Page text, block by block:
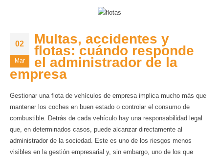
02
Mar
Multas, accidentes y
flotas: cuándo responde
el administrador de la
empresa
Gestionar una flota de vehículos de empresa implica mucho más que
mantener los coches en buen estado o controlar el consumo de
combustible. Detrás de cada vehículo hay una responsabilidad legal
que, en determinados casos, puede alcanzar directamente al
administrador de la sociedad. Este es uno de los riesgos menos
visibles en la gestión empresarial y, sin embargo, uno de los que